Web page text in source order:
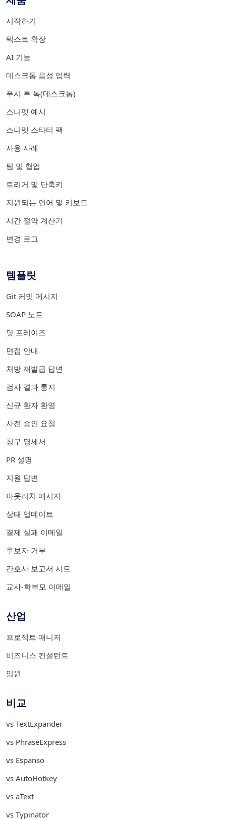
시작하기
텍스트 확장
AI 기능
데스크톱 음성 입력
푸시 투 톡(데스크톱)
스니펫 예시
스니펫 스타터 팩
사용 사례
팀 및 협업
트리거 및 단축키
지원되는 언어 및 키보드
시간 절약 계산기
변경 로그
템플릿
Git 커밋 메시지
SOAP 노트
닷 프레이즈
면접 안내
처방 재발급 답변
검사 결과 통지
신규 환자 환영
사전 승인 요청
청구 명세서
PR 설명
지원 답변
아웃리치 메시지
상태 업데이트
결제 실패 이메일
후보자 거부
간호사 보고서 시트
교사-학부모 이메일
산업
프로젝트 매니저
비즈니스 컨설턴트
임원
비교
vs TextExpander
vs PhraseExpress
vs Espanso
vs AutoHotkey
vs aText
vs Typinator